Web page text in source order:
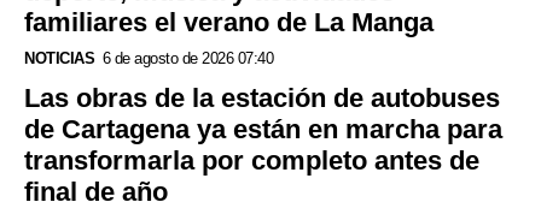
familiares el verano de La Manga
NOTICIAS 6 de agosto de 2026 07:40
Las obras de la estación de autobuses
de Cartagena ya están en marcha para
transformarla por completo antes de
final de año